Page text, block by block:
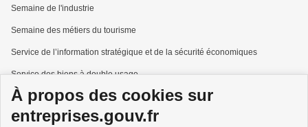
À propos des cookies sur
entreprises.gouv.fr
Semaine de l'industrie
Semaine des métiers du tourisme
Service de l’information stratégique et de la sécurité économiques
Service des biens à double usage
Services à la personne